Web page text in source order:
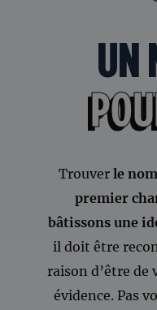
UN
Trouver le
premier
bâtissons une
il doit être
raison d’être de
évidence. Pas